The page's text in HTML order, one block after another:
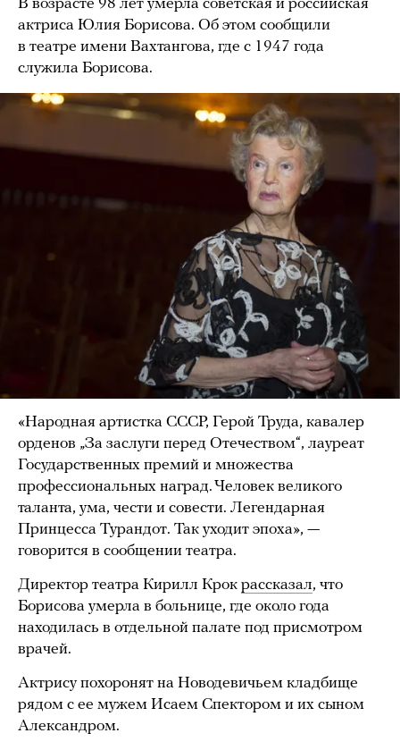
В возрасте 98 лет умерла советская и российская
актриса Юлия Борисова. Об этом сообщили
в театре имени Вахтангова, где с 1947 года
служила Борисова.
«Народная артистка СССР, Герой Труда, кавалер
орденов „За заслуги перед Отечеством“, лауреат
Государственных премий и множества
профессиональных наград. Человек великого
таланта, ума, чести и совести. Легендарная
Принцесса Турандот. Так уходит эпоха», —
говорится в сообщении театра.
Директор театра Кирилл Крок рассказал, что
Борисова умерла в больнице, где около года
находилась в отдельной палате под присмотром
врачей.
Актрису похоронят на Новодевичьем кладбище
рядом с ее мужем Исаем Спектором и их сыном
Александром.